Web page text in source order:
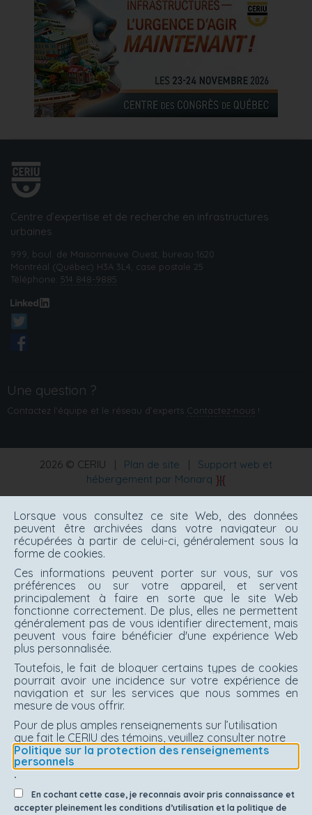
Centre d’expertise et de recherche en infrastructures
urbaines
999, boul. de Maisonneuve Ouest, bureau 1620
Montréal (Québec) H3A 3L4, case postale 25
Téléphone: 514 848-9885
Une question ?
Contactez l'équipe et le réseau d’experts Contactez‑nous !
2026 © CERIU Plan de site
Support web et
hébergement par Monarq
Lorsque vous consultez ce site Web, des données
peuvent être archivées dans votre navigateur ou
récupérées à partir de celui-ci, généralement sous la
forme de cookies.
Ces informations peuvent porter sur vous, sur vos
préférences ou sur votre appareil, et servent
principalement à faire en sorte que le site Web
fonctionne correctement. De plus, elles ne permettent
généralement pas de vous identifier directement, mais
peuvent vous faire bénéficier d'une expérience Web
plus personnalisée.
Toutefois, le fait de bloquer certains types de cookies
pourrait avoir une incidence sur votre expérience de
navigation et sur les services que nous sommes en
mesure de vous offrir.
Pour de plus amples renseignements sur l’utilisation
que fait le CERIU des témoins, veuillez consulter notre
Politique sur la protection des renseignements
personnels
.
En cochant cette case, je reconnais avoir pris connaissance et
accepter pleinement les conditions d’utilisation et la politique de